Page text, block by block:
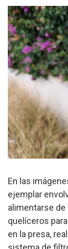
En las
ejemplar
alimentarse de
quelíceros
en la presa,